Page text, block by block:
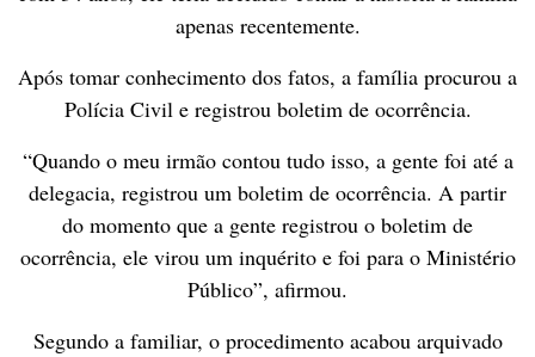
apenas recentemente.
Após tomar conhecimento dos fatos, a família procurou a
Polícia Civil e registrou boletim de ocorrência.
“Quando o meu irmão contou tudo isso, a gente foi até a
delegacia, registrou um boletim de ocorrência. A partir
do momento que a gente registrou o boletim de
ocorrência, ele virou um inquérito e foi para o Ministério
Público”, afirmou.
Segundo a familiar, o procedimento acabou arquivado